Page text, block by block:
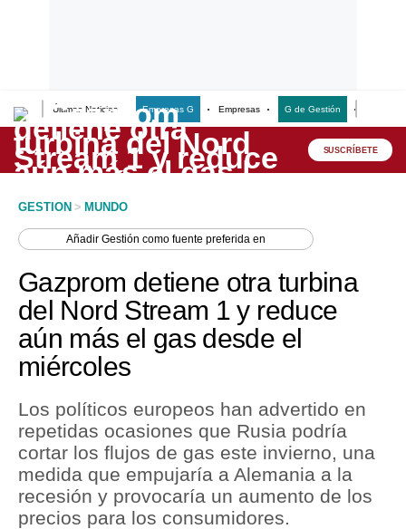
Últimas Noticias Empresas G Empresas G de Gestión
Lo último
Peru Quiosco
Economía
Mercados
Perú
Política
Tu Dinero
Finanzas Personales
Inmobiliarias
SUSCRÍBETE
GESTION > MUNDO
AñadirGestión como fuente preferida en
Gazprom detiene otra turbina
del Nord Stream 1 y reduce
aún más el gas desde el
miércoles
Los políticos europeos han advertido en
repetidas ocasiones que Rusia podría
cortar los flujos de gas este invierno, una
medida que empujaría a Alemania a la
recesión y provocaría un aumento de los
precios para los consumidores.